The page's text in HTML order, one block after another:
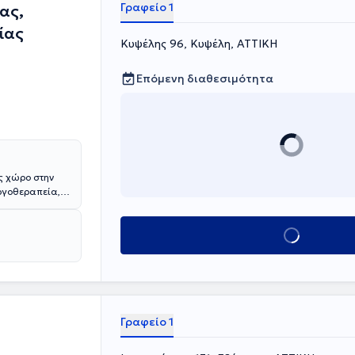
χώρο στην
έχει λάβει
Ηπείρου.
Γραφείο 1
Κυψέλης 96, Κυψέλη, ΑΤΤΙΚΗ
Επόμενη διαθεσιμότητα
Κλείσε ραντεβού
Γραφείο 1